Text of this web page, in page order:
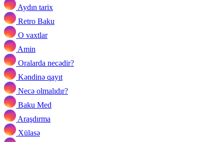
Aydın tarix
Retro Baku
O vaxtlar
Amin
Oralarda necədir?
Kəndinə qayıt
Necə olmalıdır?
Baku Med
Araşdırma
Xülasə